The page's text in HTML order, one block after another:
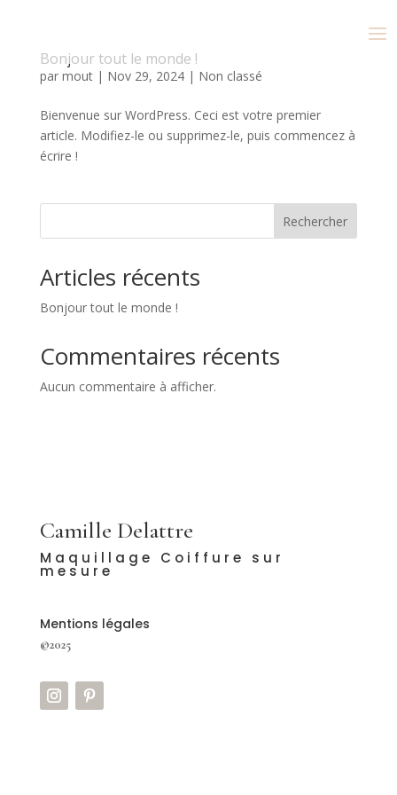
Bonjour tout le monde !
par mout| Nov 29, 2024| Non classé
Bienvenue sur WordPress. Ceci est votre premier
article. Modifiez-le ou supprimez-le, puis commencez à
écrire !
Rechercher
Articles récents
Bonjour tout le monde !
Commentaires récents
Aucun commentaire à afficher.
Camille Delattre
Maquillage Coiffure sur
mesure
Mentions légales
©2025